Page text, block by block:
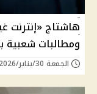
هاشتاج «إنترنت
ومطالبات شعبية
الجمعة 30/يناير/2026 - 04:58 م